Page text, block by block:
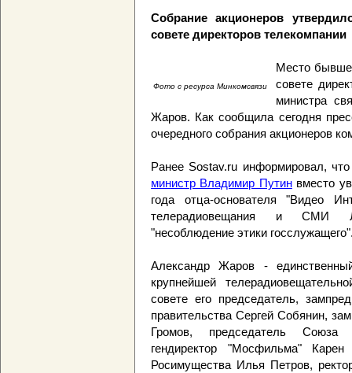
Собрание акционеров
совете директоров телекомпании
Фото с ресурса Минкомсвязи
Место
совете
министра
Жаров. Как сообщила сегодня
очередного собрания акционеров
Ранее Sostav.ru информировал,
министр Владимир Путинвместо
года отца-основателя "Видео
телерадиовещания и СМИ
"несоблюдение этики
Александр Жаров -
крупнейшей
совете его председатель,
правительства Сергей Собянин,
Громов, председатель Союза
гендиректор "Мосфильма" Карен
Росимущества Илья Петров,